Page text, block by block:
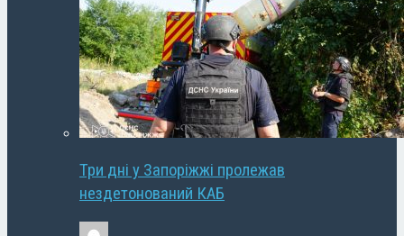
Три дні у Запоріжжі пролежав
нездетонований КАБ